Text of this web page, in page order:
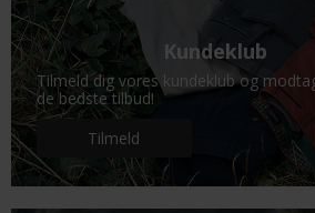
Kundeklub
Tilmeld dig vores kundeklub og
de bedste tilbud!
Tilmeld